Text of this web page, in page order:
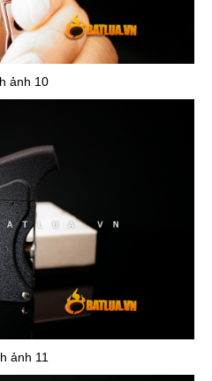
ảnh 10
ảnh 11